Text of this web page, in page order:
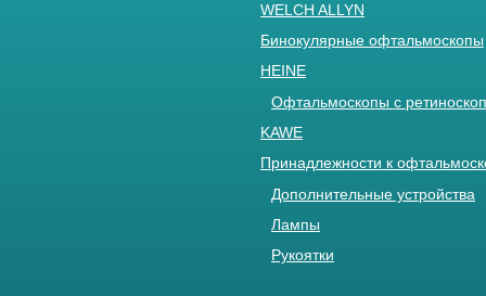
WELCH ALLYN
Бинокулярные офтальмоскопы
HEINE
Офтальмоскопы с
KAWE
Принадлежности к
Дополнительные устройства
Лампы
Рукоятки